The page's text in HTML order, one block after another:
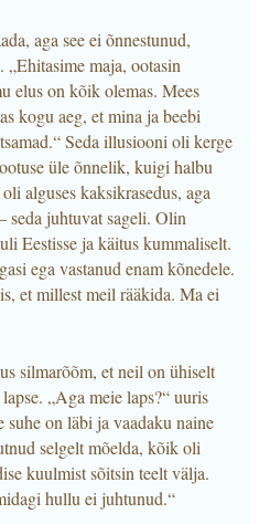
aga see ei õnnestunud,
maja, ootasin
elus on kõik olemas. Mees
kogu aeg, et mina ja beebi
Seda illusiooni oli kerge
üle õnnelik, kuigi halbu
alguses kaksikrasedus, aga
seda juhtuvat sageli. Olin
Eestisse ja käitus kummaliselt.
ega vastanud enam kõnedele.
et millest meil rääkida. Ma ei
silmarõõm, et neil on ühiselt
„Aga meie laps?“ uuris
suhe on läbi ja vaadaku naine
selgelt mõelda, kõik oli
kuulmist sõitsin teelt välja.
hullu ei juhtunud.“